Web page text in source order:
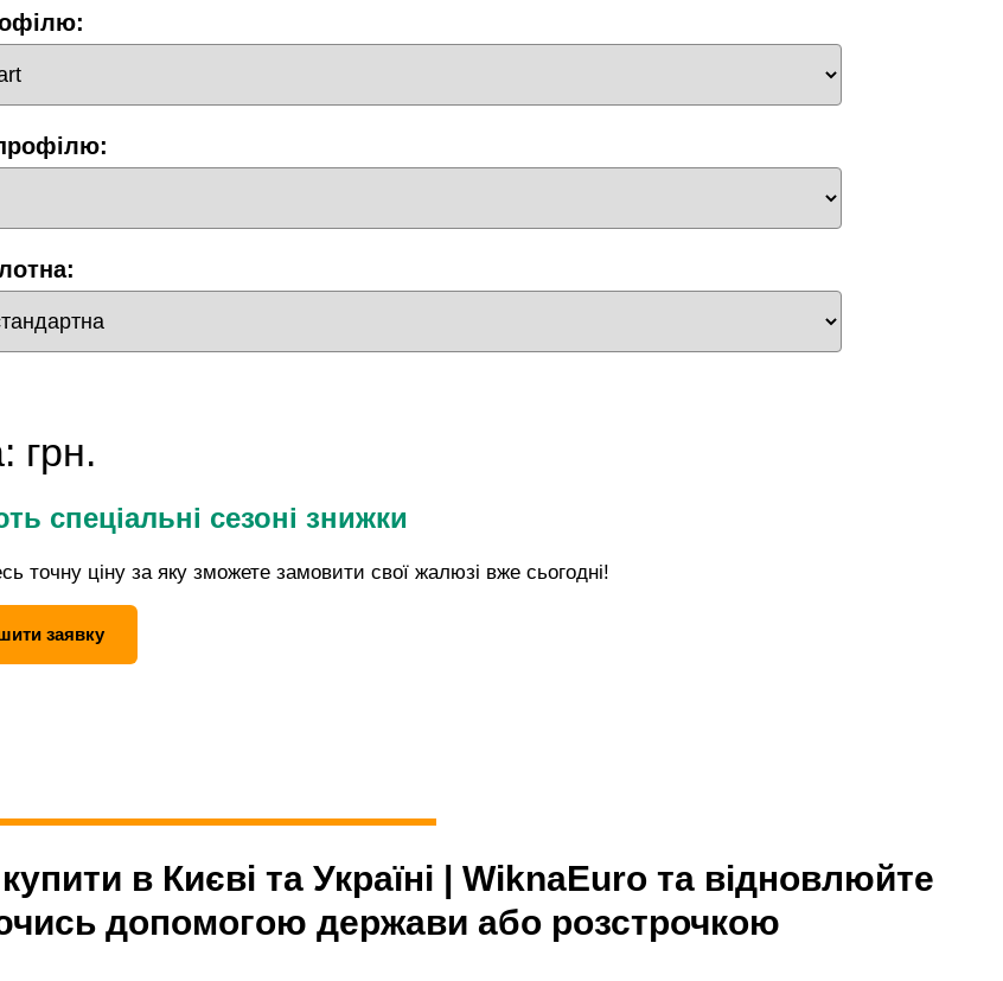
грн.
спеціальні сезоні знижки
точну ціну за яку зможете замовити свої жалюзі вже сьогодні!
заявку
в Києві та Україні | WiknaEuro та відновлюйте
допомогою держави або розстрочкою